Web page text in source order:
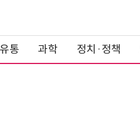
통 과학 정치·정책